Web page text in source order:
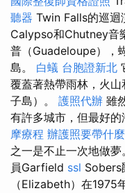
聽器 Twin Falls的巡迴
Calypso和Chutney音
普（Guadeloupe），
島。 白蟻 台胞證新北
覆蓋著熱帶雨林，火
子島）。 護照代辦 雖
有許多城市，但最好的
摩療程 辦護照要帶什麼
之一是不止一次地做
員Garfield ssl Sobers
（Elizabeth）在1975